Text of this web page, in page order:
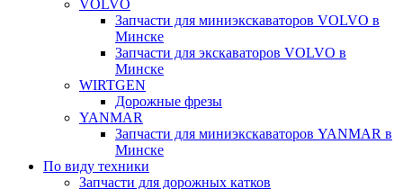
VOLVO
Запчасти для миниэкскаваторов VOLVO в
Минске
Запчасти для экскаваторов VOLVO в
Минске
WIRTGEN
Дорожные фрезы
YANMAR
Запчасти для миниэкскаваторов YANMAR в
Минске
По виду техники
Запчасти для дорожных катков